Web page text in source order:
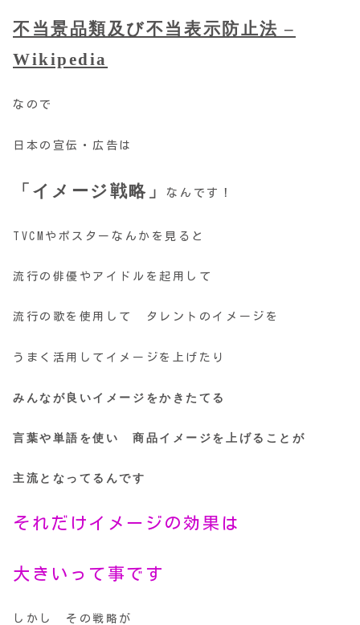
不当景品類及び不当表示防止法 –
Wikipedia
なので
日本の宣伝・広告は
「イメージ戦略」なんです！
TVCMやポスターなんかを見ると
流行の俳優やアイドルを起用して
流行の歌を使用して タレントのイメージを
うまく活用してイメージを上げたり
みんなが良いイメージをかきたてる
言葉や単語を使い 商品イメージを上げることが
主流となってるんです
それだけイメージの効果は
大きいって事です
しかし その戦略が